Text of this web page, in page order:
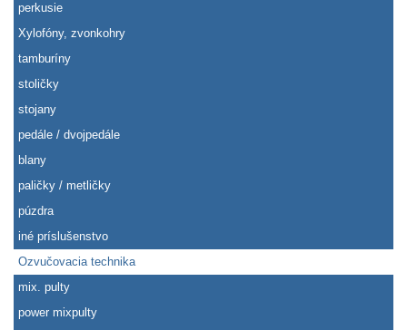
perkusie
Xylofóny, zvonkohry
tamburíny
stoličky
stojany
pedále / dvojpedále
blany
paličky / metličky
púzdra
iné príslušenstvo
Ozvučovacia technika
mix. pulty
power mixpulty